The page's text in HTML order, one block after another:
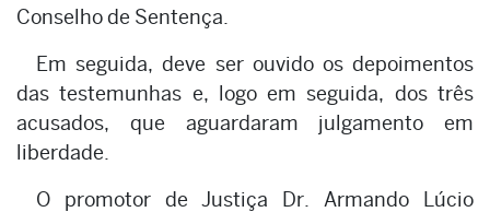
Conselho de Sentença.
Em seguida, deve ser ouvido os depoimentos
das testemunhas e, logo em seguida, dos três
acusados, que aguardaram julgamento em
liberdade.
O promotor de Justiça Dr. Armando Lúcio